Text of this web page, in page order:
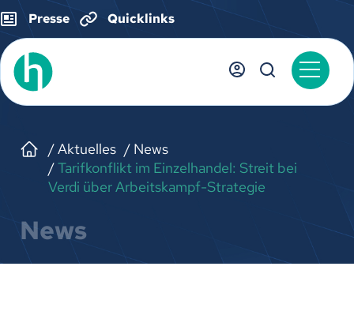
Presse Quicklinks
Aktuelles
News
Tarifkonflikt im Einzelhandel: Streit bei
Verdi über Arbeitskampf-Strategie
News